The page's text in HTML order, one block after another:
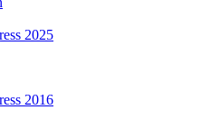
2025
2016